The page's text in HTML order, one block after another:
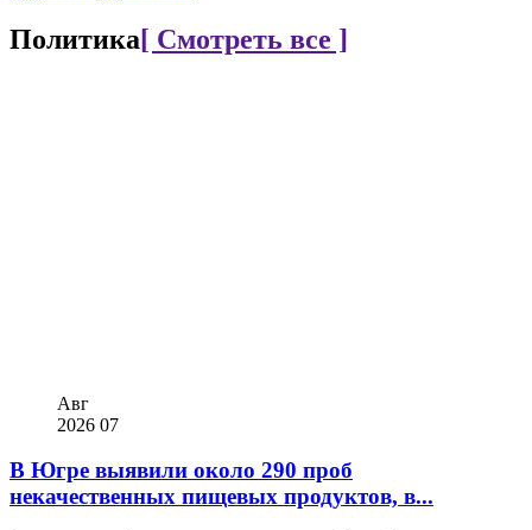
Политика[ Смотреть все ]
Авг
2026 07
В Югре выявили около 290 проб
некачественных пищевых продуктов, в...